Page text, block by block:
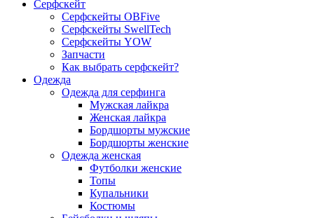
Серфскейт
Серфскейты OBFive
Серфскейты SwellTech
Серфскейты YOW
Запчасти
Как выбрать серфскейт?
Одежда
Одежда для серфинга
Мужская лайкра
Женская лайкра
Бордшорты мужские
Бордшорты женские
Одежда женская
Футболки женские
Топы
Купальники
Костюмы